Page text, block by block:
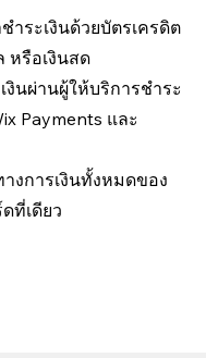
ระเงินด้วยบัตรเครดิต
หรือเงินสด
งินผ่านผู้ให้บริการชำระ
Payments และ
งการเงินทั้งหมดของ
ที่เดียว